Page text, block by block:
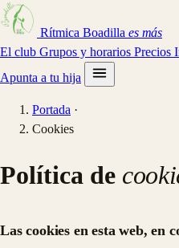
Rítmica Boadilla es más
El club Grupos y horarios Precios
Apunta a tu hija
Portada ·
Cookies
Política de
Las cookies en esta web, en